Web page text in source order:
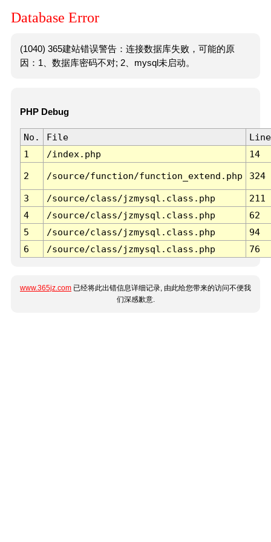
Database Error
(1040) 365建站错误警告：连接数据库失败，可能的原
因：1、数据库密码不对; 2、mysql未启动。
PHP Debug
No. File
Line
1
/index.php 14
2 /source/function/function_extend.php 324
3 /source/class/jzmysql.class.php
211
4
/source/class/jzmysql.class.php
62
5
/source/class/jzmysql.class.php
94
6
/source/class/jzmysql.class.php 76
www.365jz.com 已经将此出错信息详细记录, 由此给您带来的访问不便我
们深感歉意.